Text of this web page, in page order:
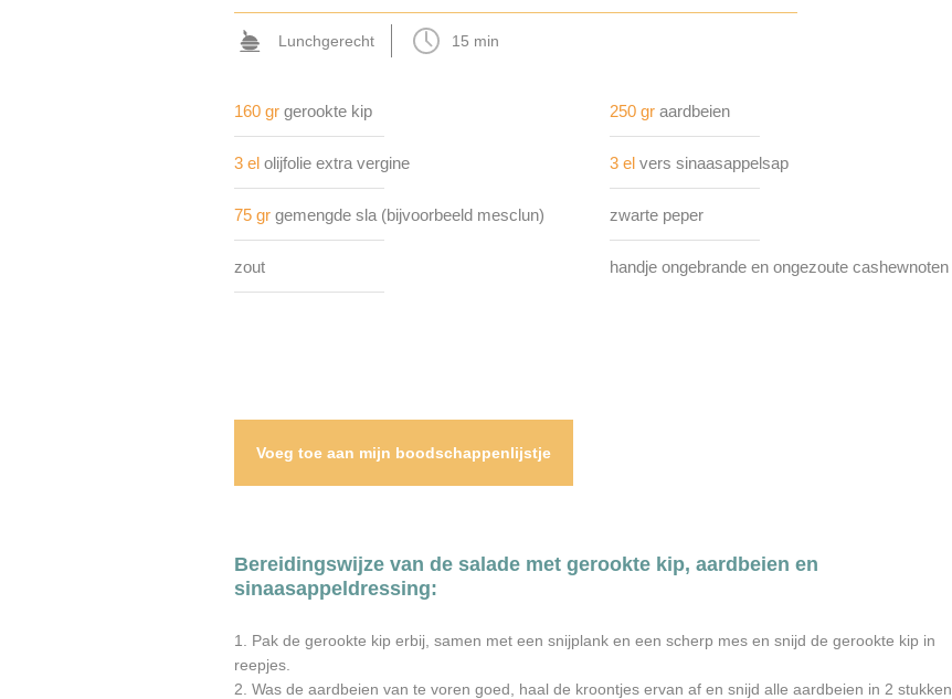
Lunchgerecht 15 min
160 gr gerookte kip 250 gr aardbeien
3 el olijfolie extra vergine 3 el vers sinaasappelsap
75 gr gemengde sla (bijvoorbeeld mesclun) zwarte peper
zout handje ongebrande en ongezoute cashewnoten
Voeg toe aan mijn boodschappenlijstje
Bereidingswijze van de salade met gerookte kip, aardbeien en
sinaasappeldressing:
1. Pak de gerookte kip erbij, samen met een snijplank en een scherp mes en snijd de gerookte kip in
reepjes.
2. Was de aardbeien van te voren goed, haal de kroontjes ervan af en snijd alle aardbeien in 2 stukken.